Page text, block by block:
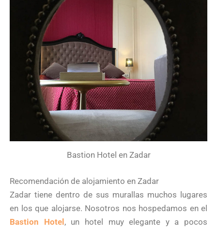
Bastion Hotel en Zadar
Recomendación de alojamiento en Zadar
Zadar tiene dentro de sus murallas muchos lugares
en los que alojarse. Nosotros nos hospedamos en el
Bastion Hotel, un hotel muy elegante y a pocos